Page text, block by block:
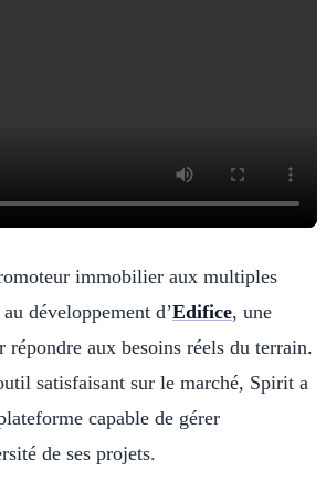
immobilier aux multiples
développement d’Edifice, une
répondre aux besoins réels du terrain.
satisfaisant sur le marché, Spirit a
capable de gérer
de ses projets.